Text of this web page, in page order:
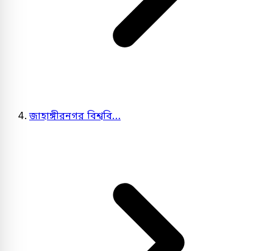
জাহাঙ্গীরনগর বিশ্ববি…